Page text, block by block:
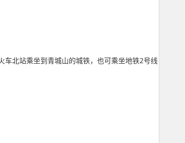
北站乘坐到青城山的城铁，也可乘坐地铁2号线